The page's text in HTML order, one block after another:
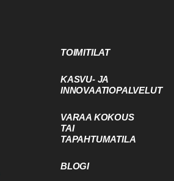
TOIMITILAT
KASVU- JA
INNOVAATIOPALVELUT
VARAA KOKOUS
TAI
TAPAHTUMATILA
BLOGI